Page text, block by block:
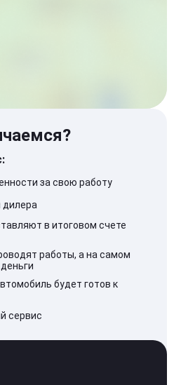
за свою работу
дилера
в итоговом счете
работы, а на самом
будет готов к
сервис